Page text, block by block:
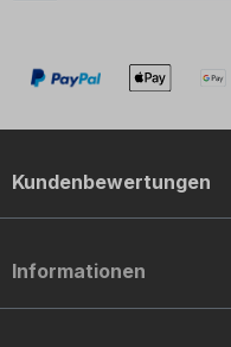
Kundenbewertungen
Informationen